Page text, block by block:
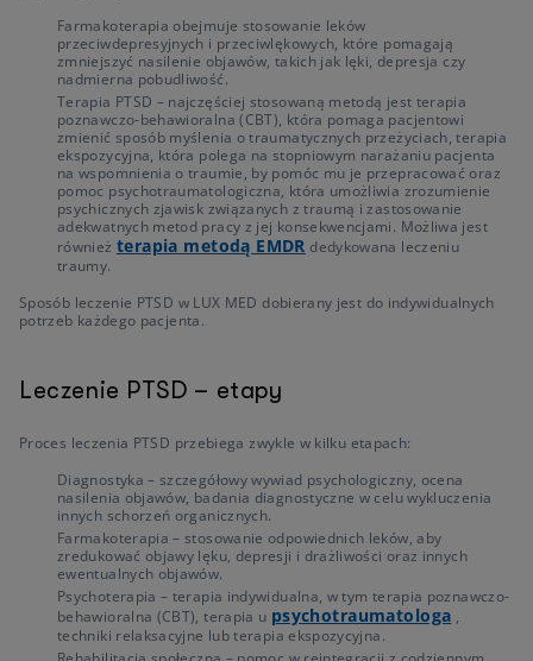
Farmakoterapia obejmuje stosowanie leków
przeciwdepresyjnych i przeciwlękowych, które pomagają
zmniejszyć nasilenie objawów, takich jak lęki, depresja czy
nadmierna pobudliwość.
Terapia PTSD – najczęściej stosowaną metodą jest terapia
poznawczo-behawioralna (CBT), która pomaga pacjentowi
zmienić sposób myślenia o traumatycznych przeżyciach, terapia
ekspozycyjna, która polega na stopniowym narażaniu pacjenta
na wspomnienia o traumie, by pomóc mu je przepracować oraz
pomoc psychotraumatologiczna, która umożliwia zrozumienie
psychicznych zjawisk związanych z traumą i zastosowanie
adekwatnych metod pracy z jej konsekwencjami. Możliwa jest
również terapia metodą EMDR dedykowana leczeniu
traumy.
Sposób leczenie PTSD w LUX MED dobierany jest do indywidualnych
potrzeb każdego pacjenta.
Leczenie PTSD – etapy
Proces leczenia PTSD przebiega zwykle w kilku etapach:
Diagnostyka – szczegółowy wywiad psychologiczny, ocena
nasilenia objawów, badania diagnostyczne w celu wykluczenia
innych schorzeń organicznych.
Farmakoterapia – stosowanie odpowiednich leków, aby
zredukować objawy lęku, depresji i drażliwości oraz innych
ewentualnych objawów.
Psychoterapia – terapia indywidualna, w tym terapia poznawczo-
behawioralna (CBT), terapia u psychotraumatologa ,
techniki relaksacyjne lub terapia ekspozycyjna.